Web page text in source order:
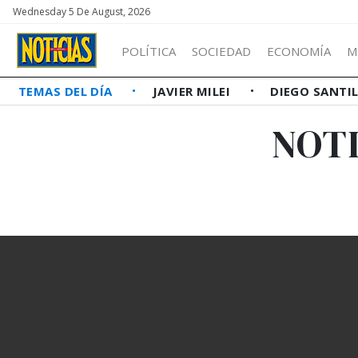
Wednesday 5 De August, 2026
POLÍTICA SOCIEDAD ECONOMÍA
TEMAS DEL DÍA JAVIER MILEI DIEGO